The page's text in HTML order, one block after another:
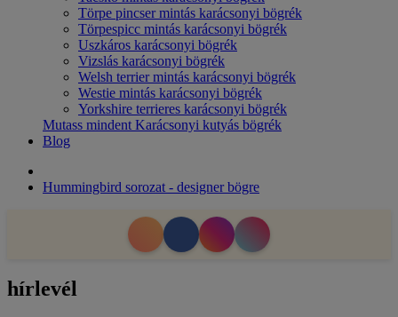
Törpe pincser mintás karácsonyi bögrék
Törpespicc mintás karácsonyi bögrék
Uszkáros karácsonyi bögrék
Vizslás karácsonyi bögrék
Welsh terrier mintás karácsonyi bögrék
Westie mintás karácsonyi bögrék
Yorkshire terrieres karácsonyi bögrék
Mutass mindent Karácsonyi kutyás bögrék
Blog
Hummingbird sorozat - designer bögre
hírlevél